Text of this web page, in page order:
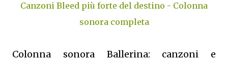
Canzoni Bleed più forte del destino - Colonna
sonora completa
Colonna sonora Ballerina: canzoni e